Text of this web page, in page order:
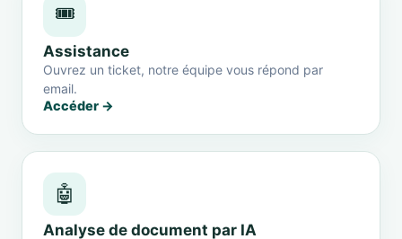
🎟️
Assistance
Ouvrez un ticket, notre équipe vous répond par
email.
Accéder →
🤖
Analyse de document par IA